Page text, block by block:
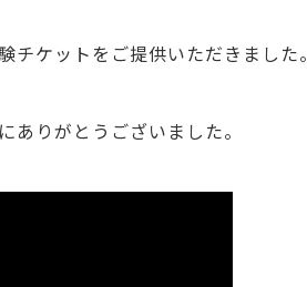
チケットをご提供いただきました。
ありがとうございました。